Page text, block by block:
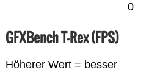
0
GFXBench T-Rex (FPS)
Höherer Wert = besser